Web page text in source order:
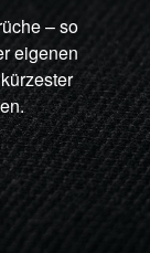
– so
eigenen